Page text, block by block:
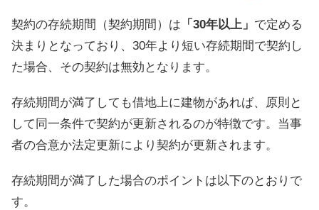
契約の存続期間（契約期間）は 「30年以上」 で定める
決まりとなっており、30年より短い存続期間で契約し
た場合、その契約は無効となります。
存続期間が満了しても借地上に建物があれば、原則と
して同一条件で契約が更新されるのが特徴です。当事
者の合意か法定更新により契約が更新されます。
存続期間が満了した場合のポイントは以下のとおりで
す。